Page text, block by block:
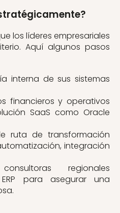
los líderes empresariales
Aquí algunos pasos
interna de sus sistemas
financieros y operativos
SaaS como Oracle
ruta de transformación
integración
regionales
para asegurar una